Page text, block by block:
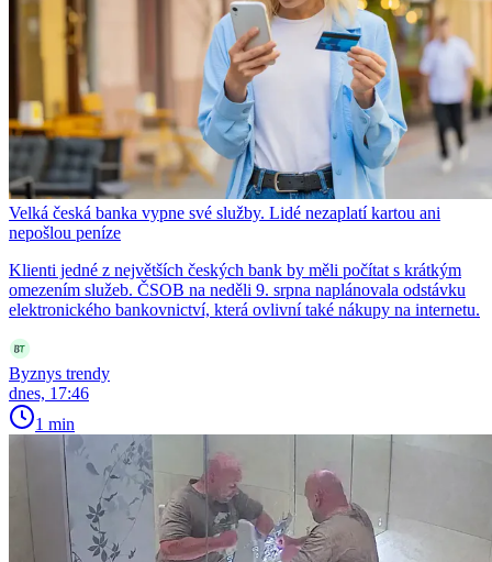
Velká česká banka vypne své služby. Lidé nezaplatí kartou ani
nepošlou peníze
Klienti jedné z největších českých bank by měli počítat s krátkým
omezením služeb. ČSOB na neděli 9. srpna naplánovala odstávku
elektronického bankovnictví, která ovlivní také nákupy na internetu.
Byznys trendy
dnes, 17:46
1 min